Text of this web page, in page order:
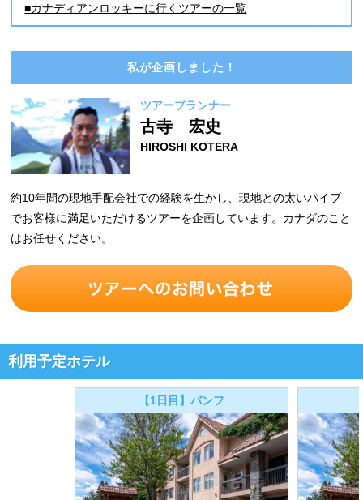
■カナディアンロッキーに行くツアーの一覧
私が企画しました！
ツアープランナー
古寺 宏史
HIROSHI KOTERA
約10年間の現地手配会社での経験を生かし、現地との太いパイプ
でお客様に満足いただけるツアーを企画しています。カナダのこと
はお任せください。
利用予定ホテル
【1日目】バンフ